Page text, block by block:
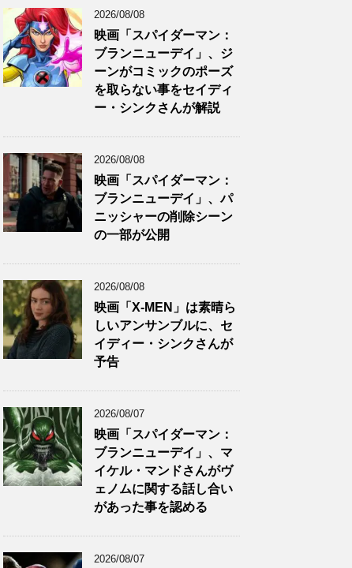
2026/08/08
映画「スパイダーマン：
ブランニューデイ」、ジ
ーンがコミックのポーズ
を取らない事をセイディ
ー・シンクさんが解説
2026/08/08
映画「スパイダーマン：
ブランニューデイ」、パ
ニッシャーの削除シーン
の一部が公開
2026/08/08
映画「X-MEN」は素晴ら
しいアンサンブルに、セ
イディー・シンクさんが
予告
2026/08/07
映画「スパイダーマン：
ブランニューデイ」、マ
イケル・マンドさんがヴ
ェノムに関する話し合い
があった事を認める
2026/08/07